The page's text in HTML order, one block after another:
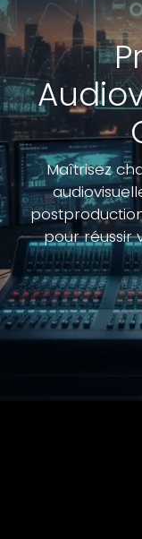
Maîtrisez
pour réussir